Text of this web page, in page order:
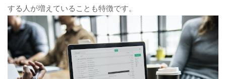
する人が増えていることも特徴です。